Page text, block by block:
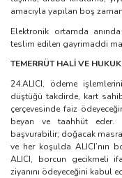
amacıyla yapılan boş
Elektronik ortamda
teslim edilen gayrimaddi
TEMERRÜT HALİ VE
24.ALICI, ödeme
düştüğü takdirde, kart
çerçevesinde faiz
beyan ve taahhüt
başvurabilir; doğacak
ve her koşulda ALICI’nın
ALICI, borcun gecikmeli
ziyanını ödeyeceğini kabul